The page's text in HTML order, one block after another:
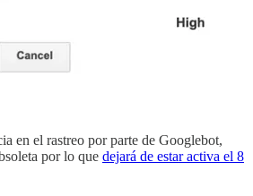
en el rastreo por parte de Googlebot,
por lo que dejará de estar activa el 8